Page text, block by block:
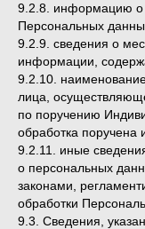
9.2.8. информацию о
Персональных
9.2.9. сведения о
информации,
9.2.10.
лица,
по поручению
обработка поручена
9.2.11. иные
о персональных
законами,
обработки
9.3. Сведения,